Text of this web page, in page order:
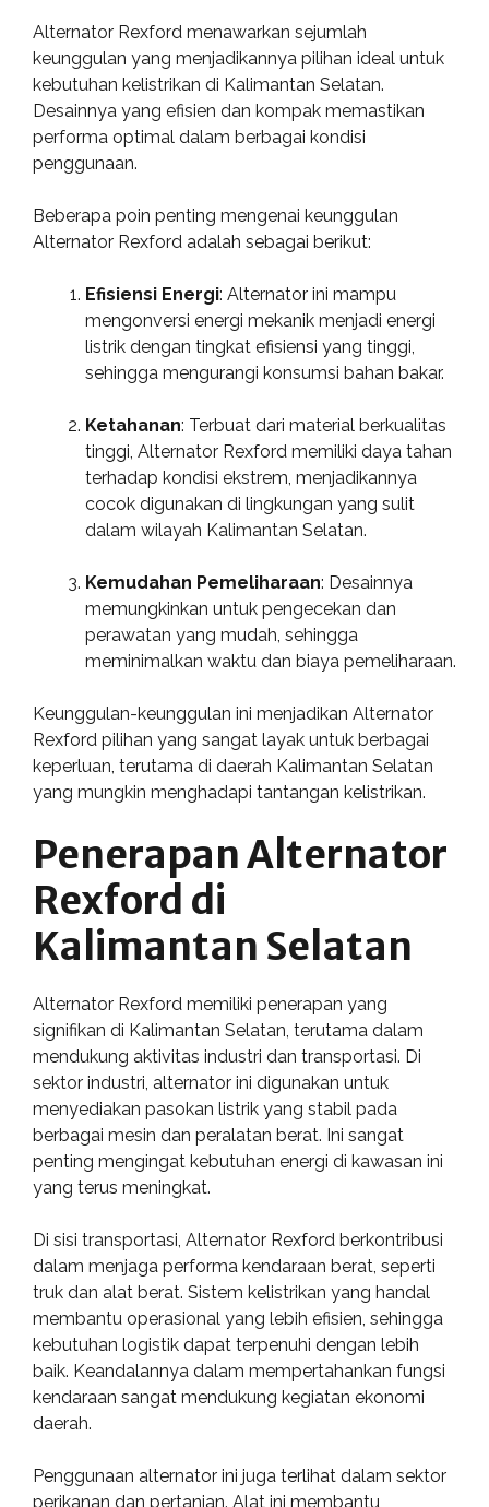
Alternator Rexford menawarkan sejumlah
keunggulan yang menjadikannya pilihan ideal untuk
kebutuhan kelistrikan di Kalimantan Selatan.
Desainnya yang efisien dan kompak memastikan
performa optimal dalam berbagai kondisi
penggunaan.
Beberapa poin penting mengenai keunggulan
Alternator Rexford adalah sebagai berikut:
Efisiensi Energi: Alternator ini mampu
mengonversi energi mekanik menjadi energi
listrik dengan tingkat efisiensi yang tinggi,
sehingga mengurangi konsumsi bahan bakar.
Ketahanan: Terbuat dari material berkualitas
tinggi, Alternator Rexford memiliki daya tahan
terhadap kondisi ekstrem, menjadikannya
cocok digunakan di lingkungan yang sulit
dalam wilayah Kalimantan Selatan.
Kemudahan Pemeliharaan: Desainnya
memungkinkan untuk pengecekan dan
perawatan yang mudah, sehingga
meminimalkan waktu dan biaya pemeliharaan.
Keunggulan-keunggulan ini menjadikan Alternator
Rexford pilihan yang sangat layak untuk berbagai
keperluan, terutama di daerah Kalimantan Selatan
yang mungkin menghadapi tantangan kelistrikan.
Penerapan Alternator
Rexford di
Kalimantan Selatan
Alternator Rexford memiliki penerapan yang
signifikan di Kalimantan Selatan, terutama dalam
mendukung aktivitas industri dan transportasi. Di
sektor industri, alternator ini digunakan untuk
menyediakan pasokan listrik yang stabil pada
berbagai mesin dan peralatan berat. Ini sangat
penting mengingat kebutuhan energi di kawasan ini
yang terus meningkat.
Di sisi transportasi, Alternator Rexford berkontribusi
dalam menjaga performa kendaraan berat, seperti
truk dan alat berat. Sistem kelistrikan yang handal
membantu operasional yang lebih efisien, sehingga
kebutuhan logistik dapat terpenuhi dengan lebih
baik. Keandalannya dalam mempertahankan fungsi
kendaraan sangat mendukung kegiatan ekonomi
daerah.
Penggunaan alternator ini juga terlihat dalam sektor
perikanan dan pertanian. Alat ini membantu